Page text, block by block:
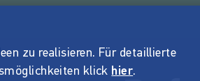
zu realisieren. Für detaillierte
klick hier.